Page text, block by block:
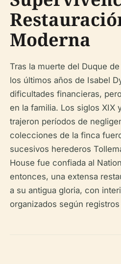
Moderna
Tras la muerte del Duque
los últimos años de Isabel
dificultades financieras,
en la familia. Los siglos XIX
trajeron períodos de
colecciones de la finca
sucesivos herederos
House fue confiada al
entonces, una extensa
a su antigua gloria, con
organizados según